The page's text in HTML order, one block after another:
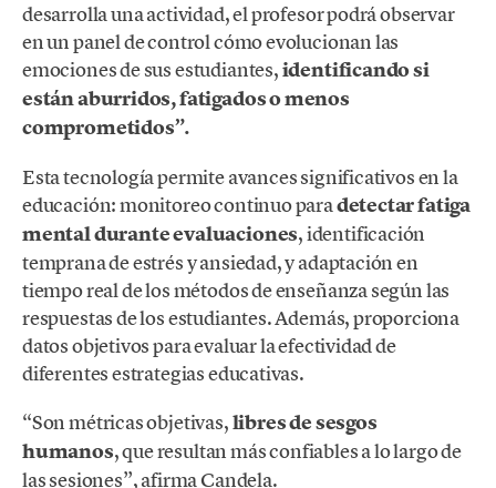
desarrolla una actividad, el profesor podrá observar
en un panel de control cómo evolucionan las
emociones de sus estudiantes,identificando si
están aburridos, fatigados o menos
comprometidos”.
Esta tecnología permite avances significativos en la
educación: monitoreo continuo paradetectar fatiga
mental durante evaluaciones, identificación
temprana de estrés y ansiedad, y adaptación en
tiempo real de los métodos de enseñanza según las
respuestas de los estudiantes. Además, proporciona
datos objetivos para evaluar la efectividad de
diferentes estrategias educativas.
“Son métricas objetivas,libres de sesgos
humanos, que resultan más confiables a lo largo de
las sesiones”, afirma Candela.